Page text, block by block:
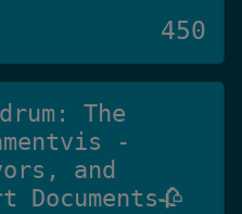
450
The
-
and